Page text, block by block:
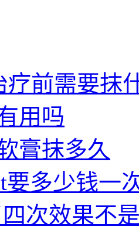
疗前需要抹
用吗
膏抹多久
要多少钱一
次效果不